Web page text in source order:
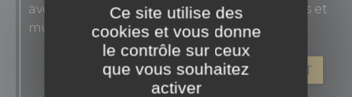
avec des carreaux en grès cérame pour sols et
murs.
VOIR LES PRODUITS DE CE FABRICANT
Ce site utilise des
cookies et vous donne
le contrôle sur ceux
que vous souhaitez
activer